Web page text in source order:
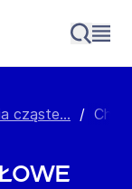
cząste... /